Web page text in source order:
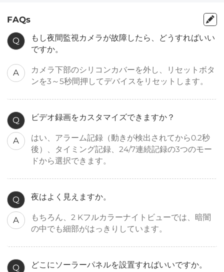
FAQs
Q
もし夜間監視カメラが故障したら、どうすればいい
ですか。
A
カメラ下部のシリコンカバーを外し、リセットボタ
ンを3～5秒間押してデバイスをリセットします。
Q ビデオ録画をカスタマイズできますか？
A
はい、アラーム記録（動きが検出されてから0.2秒
後）、タイミング記録、24/7連続記録の3つのモー
ドから選択できます。
Q 夜はよく見えますか。
A
もちろん、2 Kフルカラーナイトビューでは、暗闇
の中でも細部がはっきりしています。
Q どこにソーラーパネルを設置すればいいですか。